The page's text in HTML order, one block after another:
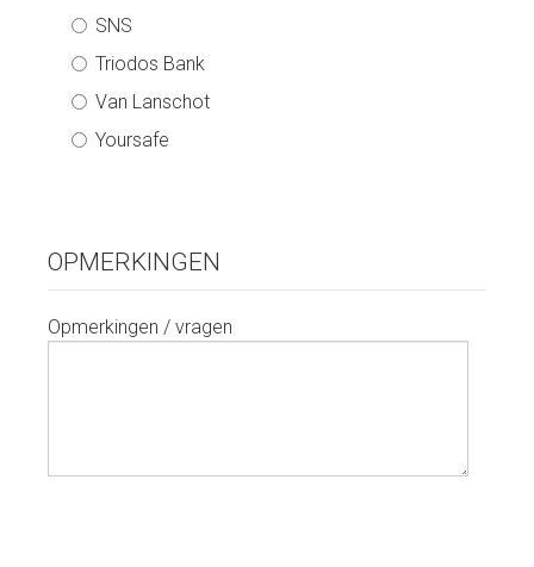
SNS
Triodos Bank
Van Lanschot
Yoursafe
OPMERKINGEN
Opmerkingen / vragen